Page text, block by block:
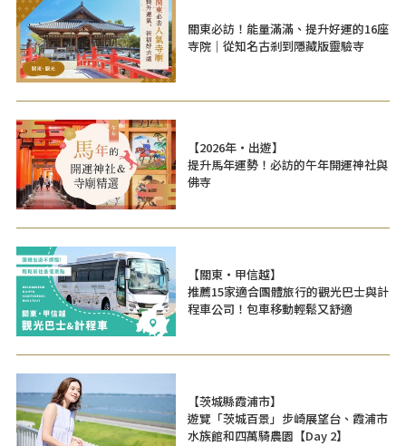
關東必訪！能量滿滿、提升好運的16座
寺院｜從知名古剎到隱藏版靈驗寺
【2026年・出遊】
提升馬年運勢！必訪的午年開運神社與
佛寺
【關東・甲信越】
推薦15家適合團體旅行的觀光巴士與計
程車公司！包車移動輕鬆又舒適
【茨城縣霞浦市】
遊覽「茨城百景」步崎展望台、霞浦市
水族館和四萬騎農園【Day 2】